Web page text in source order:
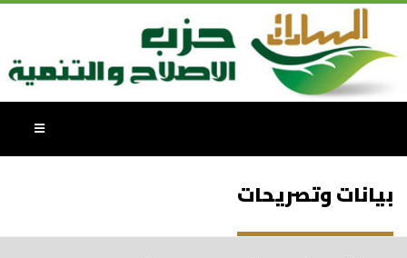
بيانات وتصريحات